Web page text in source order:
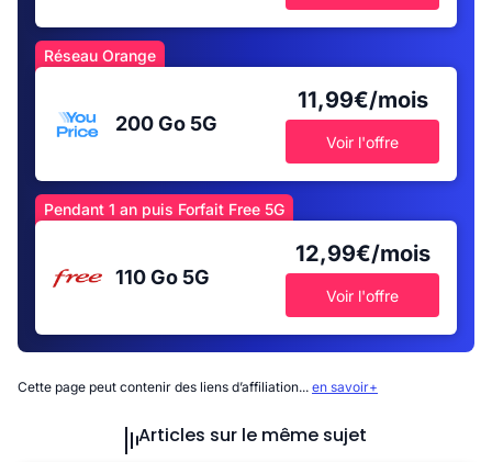
Réseau Orange
200 Go 5G
11,99€/mois
Voir l'offre
Pendant 1 an puis Forfait Free 5G
110 Go 5G
12,99€/mois
Voir l'offre
Cette page peut contenir des liens d’affiliation... en savoir+
Articles sur le même sujet